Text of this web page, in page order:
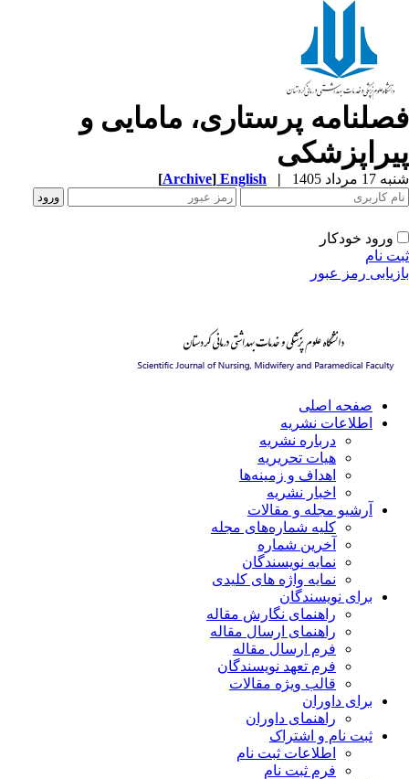
پرستاری، مامایی و
مرداد 1405 |
English
[Archive]
ورود خودکار
نام
رمز عبور
صفحه اصلی
اطلاعات نشریه
درباره نشریه
هیات تحریریه
اهداف و زمینه‌ها
اخبار نشریه
آرشیو مجله و مقالات
کلیه شماره‌های مجله
آخرین شماره
نمایه نویسندگان
نمایه واژه های کلیدی
برای نویسندگان
راهنمای نگارش مقاله
راهنمای ارسال مقاله
فرم ارسال مقاله
فرم تعهد نویسندگان
قالب ویژه مقالات
برای داوران
راهنمای داوران
ثبت نام و اشتراک
اطلاعات ثبت نام
فرم ثبت نام